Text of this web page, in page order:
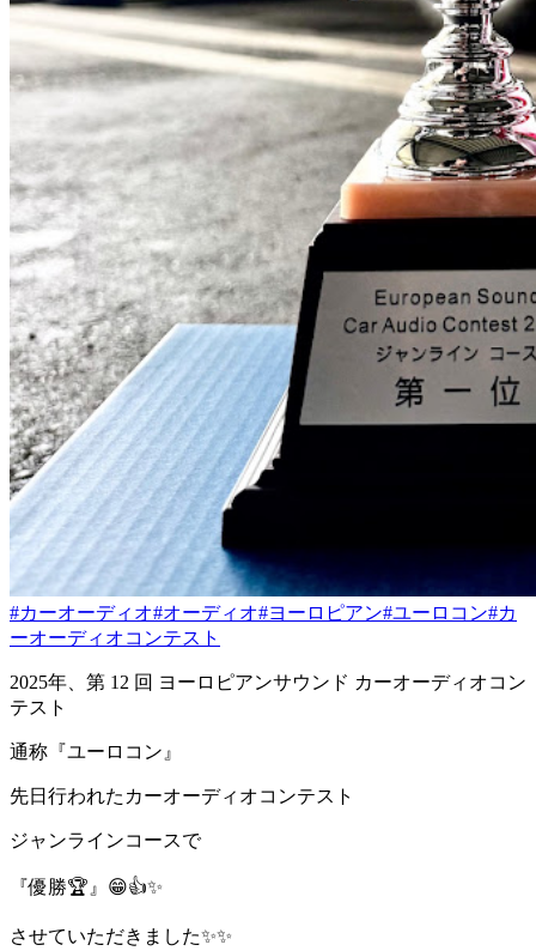
#カーオーディオ#オーディオ#ヨーロピアン#ユーロコン#カ
ーオーディオコンテスト
2025年、第 12 回 ヨーロピアンサウンド カーオーディオコン
テスト
通称『ユーロコン』
先日行われたカーオーディオコンテスト
ジャンラインコースで
『優勝🏆』😁👍✨
させていただきました✨✨